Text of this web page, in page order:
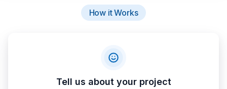
How it Works
Tell us about your project